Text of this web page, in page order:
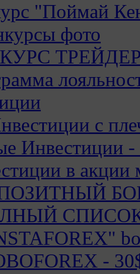
"Поймай
фото
с
Инвестиции -
в акции
-